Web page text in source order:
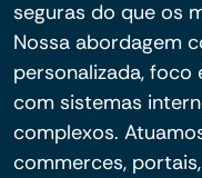
seguras do que os
Nossa abordagem
personalizada,
com sistemas
complexos.
commerces,